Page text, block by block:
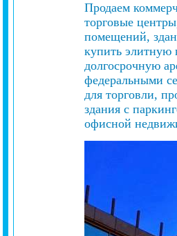
Продаем
торговые
помещений,
купить элитную
долгосрочную
федеральными
для торговли,
здания с
офисной